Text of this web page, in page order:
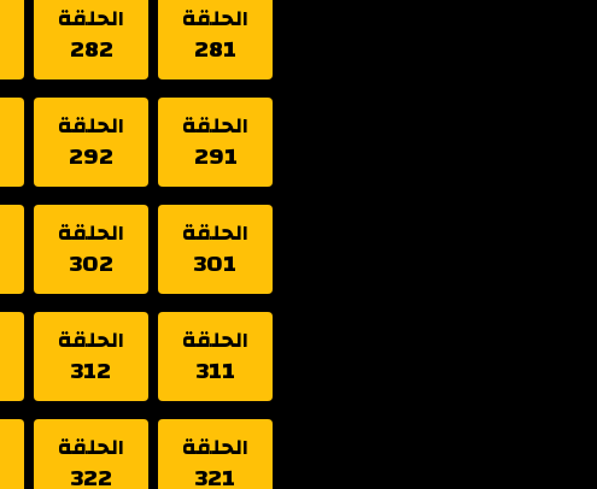
الحلقة
281
الحلقة
282
الحلقة
291
الحلقة
292
الحلقة
301
الحلقة
302
الحلقة
311
الحلقة
312
الحلقة
321
الحلقة
322